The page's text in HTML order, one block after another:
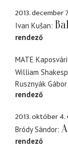
2013. december
Ivan Kušan
rendező
MATE
William
Rusznyák Gábor
rendező
2013. október 4.
Bródy Sándor
rendező